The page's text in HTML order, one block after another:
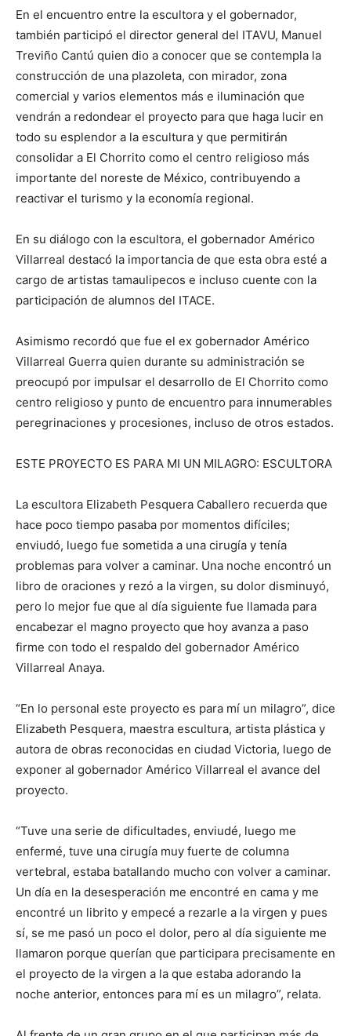
En el encuentro entre la escultora y el gobernador,
también participó el director general del ITAVU, Manuel
Treviño Cantú quien dio a conocer que se contempla la
construcción de una plazoleta, con mirador, zona
comercial y varios elementos más e iluminación que
vendrán a redondear el proyecto para que haga lucir en
todo su esplendor a la escultura y que permitirán
consolidar a El Chorrito como el centro religioso más
importante del noreste de México, contribuyendo a
reactivar el turismo y la economía regional.
En su diálogo con la escultora, el gobernador Américo
Villarreal destacó la importancia de que esta obra esté a
cargo de artistas tamaulipecos e incluso cuente con la
participación de alumnos del ITACE.
Asimismo recordó que fue el ex gobernador Américo
Villarreal Guerra quien durante su administración se
preocupó por impulsar el desarrollo de El Chorrito como
centro religioso y punto de encuentro para innumerables
peregrinaciones y procesiones, incluso de otros estados.
ESTE PROYECTO ES PARA MI UN MILAGRO: ESCULTORA
La escultora Elizabeth Pesquera Caballero recuerda que
hace poco tiempo pasaba por momentos difíciles;
enviudó, luego fue sometida a una cirugía y tenía
problemas para volver a caminar. Una noche encontró un
libro de oraciones y rezó a la virgen, su dolor disminuyó,
pero lo mejor fue que al día siguiente fue llamada para
encabezar el magno proyecto que hoy avanza a paso
firme con todo el respaldo del gobernador Américo
Villarreal Anaya.
“En lo personal este proyecto es para mí un milagro”, dice
Elizabeth Pesquera, maestra escultura, artista plástica y
autora de obras reconocidas en ciudad Victoria, luego de
exponer al gobernador Américo Villarreal el avance del
proyecto.
“Tuve una serie de dificultades, enviudé, luego me
enfermé, tuve una cirugía muy fuerte de columna
vertebral, estaba batallando mucho con volver a caminar.
Un día en la desesperación me encontré en cama y me
encontré un librito y empecé a rezarle a la virgen y pues
sí, se me pasó un poco el dolor, pero al día siguiente me
llamaron porque querían que participara precisamente en
el proyecto de la virgen a la que estaba adorando la
noche anterior, entonces para mí es un milagro”, relata.